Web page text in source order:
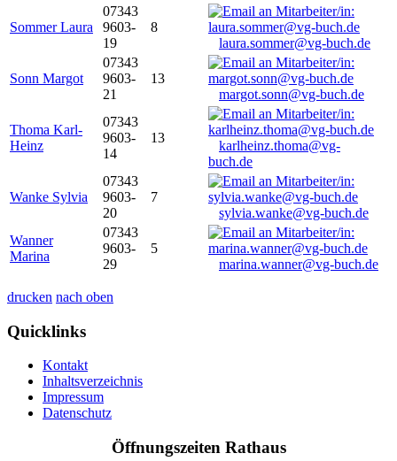
Sommer Laura
07343
9603-
19
8
laura.sommer@vg-buch.de
Sonn Margot
07343
9603-
21
13
margot.sonn@vg-buch.de
Thoma Karl-
Heinz
07343
9603-
14
13
karlheinz.thoma@vg-
buch.de
Wanke Sylvia
07343
9603-
20
7
sylvia.wanke@vg-buch.de
Wanner
Marina
07343
9603-
29
5
marina.wanner@vg-buch.de
drucken nach oben
Quicklinks
Kontakt
Inhaltsverzeichnis
Impressum
Datenschutz
Öffnungszeiten Rathaus